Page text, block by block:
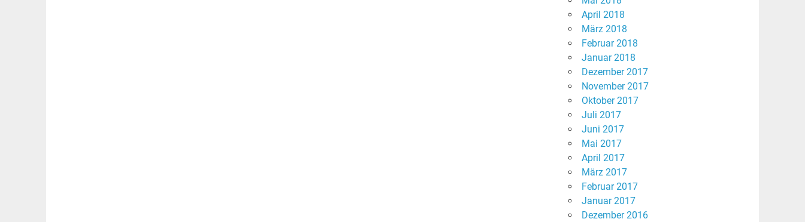
April 2018
März 2018
Februar 2018
Januar 2018
Dezember 2017
November 2017
Oktober 2017
Juli 2017
Juni 2017
Mai 2017
April 2017
März 2017
Februar 2017
Januar 2017
Dezember 2016